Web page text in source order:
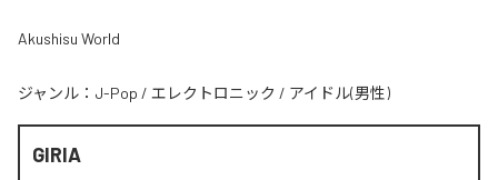
Akushisu World
ジャンル： J-Pop / エレクトロニック / アイドル(男性)
GIRIA